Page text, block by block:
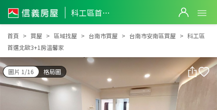
科工區首選北歐3+1房溫馨家
科工區首選北歐3+1房溫馨家
首頁 買屋 區域找屋 台南市買屋 台南市安南區買屋
科工區
首選北歐3+1房溫馨家
圖片 1/16 格局圖